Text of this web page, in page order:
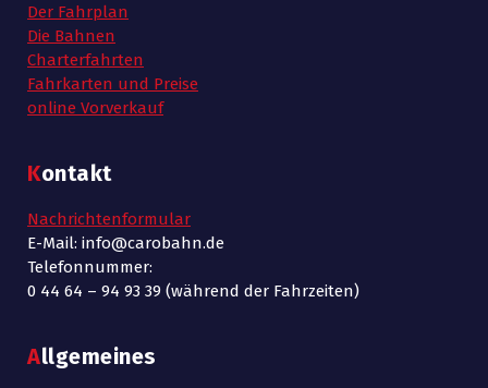
Der Fahrplan
Die Bahnen
Charterfahrten
Fahrkarten und Preise
online Vorverkauf
Kontakt
Nachrichtenformular
E-Mail: info@carobahn.de
Telefonnummer:
0 44 64 – 94 93 39 (während der Fahrzeiten)
Allgemeines